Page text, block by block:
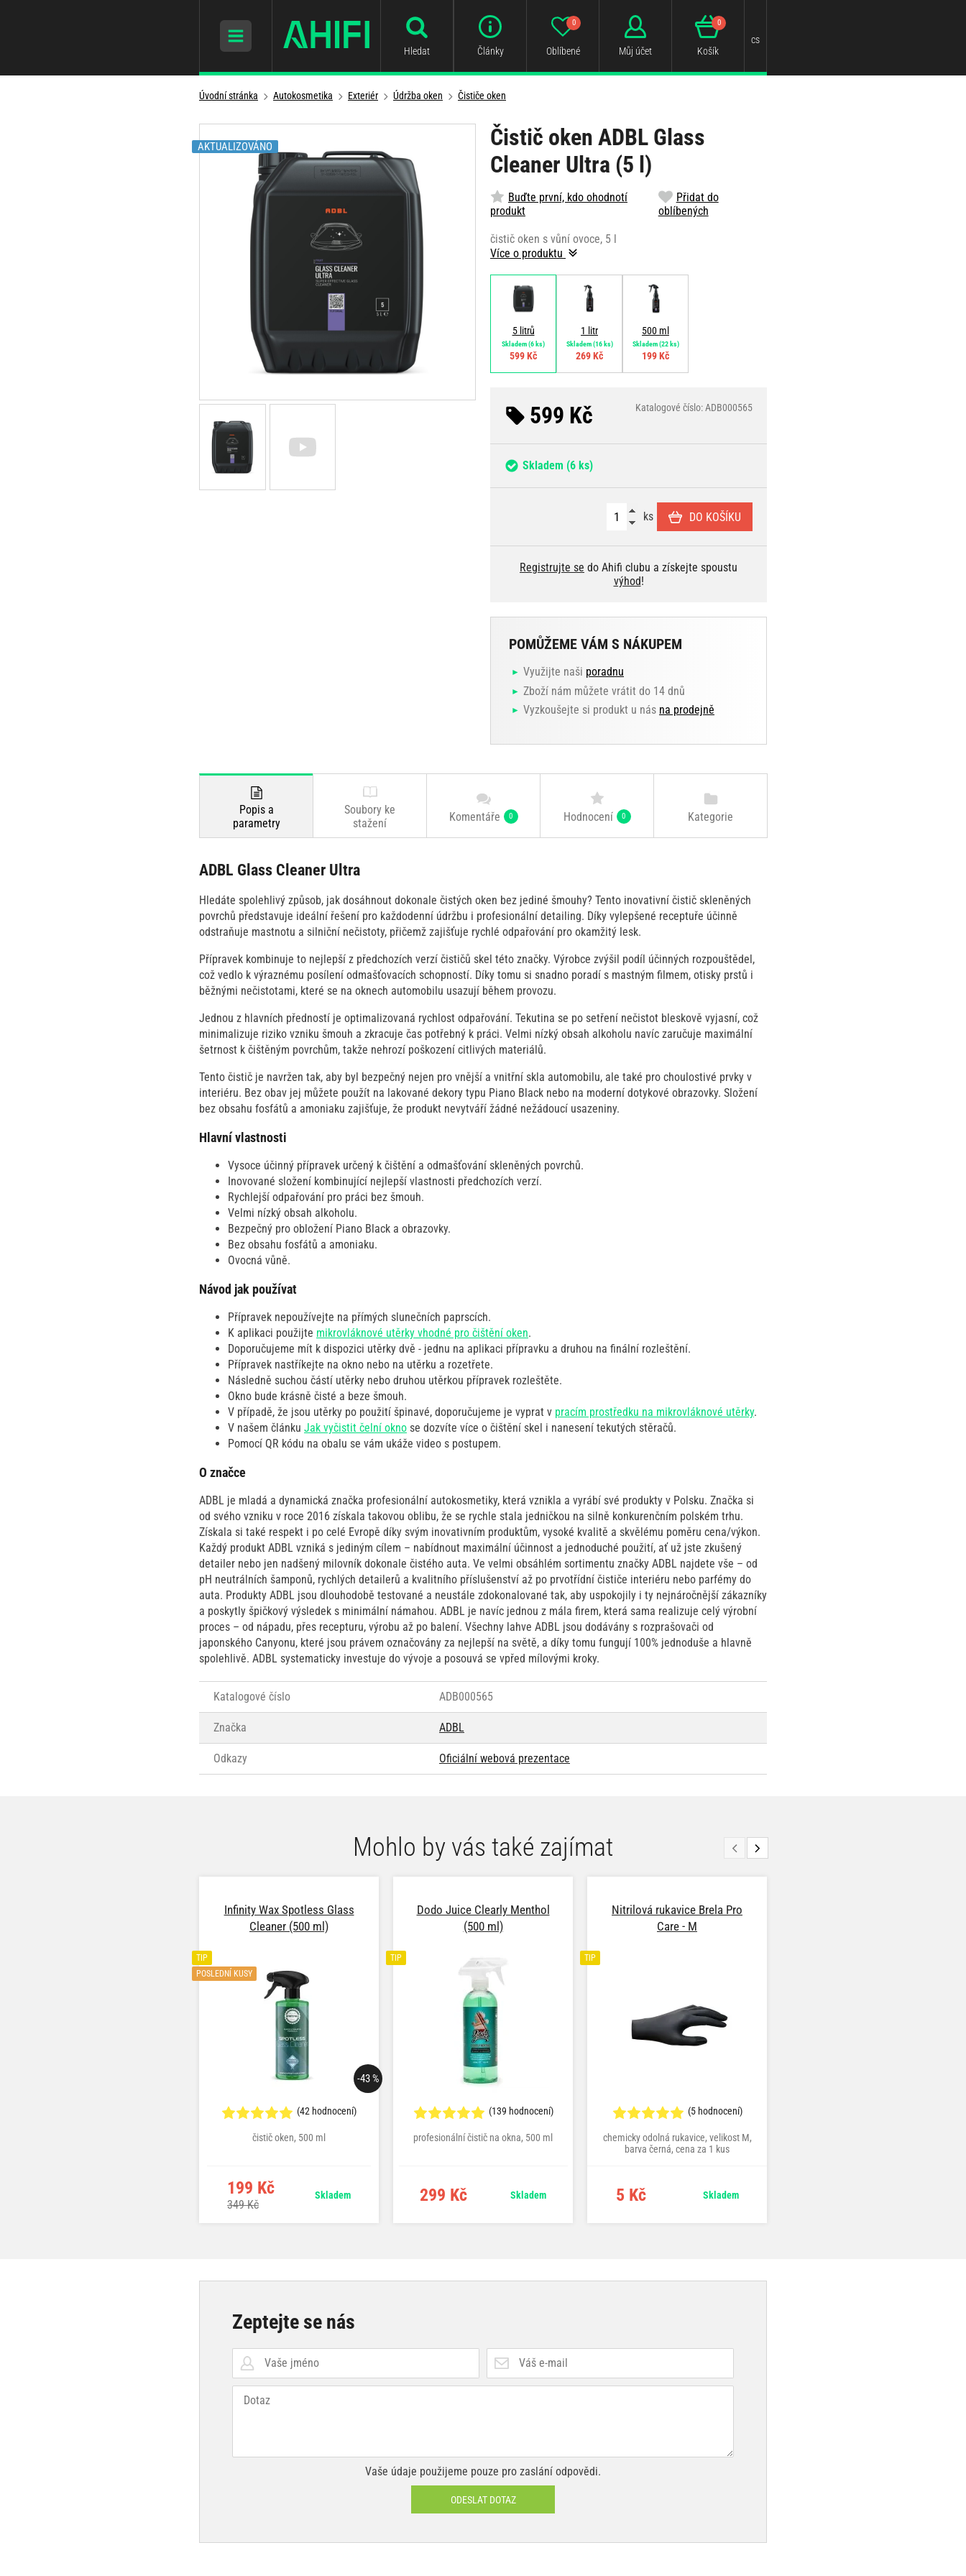
Hledat Články Oblíbené
0
Můj účet Košík
0
cs
Úvodní stránka Autokosmetika Exteriér Údržba oken Čističe oken
Čistič oken ADBL Glass
Cleaner Ultra (5 l)
Buďte první, kdo ohodnotí
produkt
Přidat do
oblíbených
čistič oken s vůní ovoce, 5 l
Více o produktu
5 litrů
Skladem(6 ks)
599 Kč
1 litr
Skladem(16 ks)
269 Kč
500 ml
Skladem(22 ks)
199 Kč
599 Kč Katalogové číslo: ADB000565
Skladem (6 ks)
ks DO KOŠÍKU
Registrujte se do Ahifi clubu a získejte spoustu
výhod!
POMŮŽEME VÁM S NÁKUPEM
Využijte naši poradnu
Zboží nám můžete vrátit do 14 dnů
Vyzkoušejte si produkt u nás na prodejně
AKTUALIZOVÁNO
Popis a
parametry
Soubory ke
stažení
Komentáře 0 Hodnocení 0 Kategorie
ADBL Glass Cleaner Ultra
Hledáte spolehlivý způsob, jak dosáhnout dokonale čistých oken bez jediné šmouhy? Tento inovativní čistič skleněných
povrchů představuje ideální řešení pro každodenní údržbu i profesionální detailing. Díky vylepšené receptuře účinně
odstraňuje mastnotu a silniční nečistoty, přičemž zajišťuje rychlé odpařování pro okamžitý lesk.
Přípravek kombinuje to nejlepší z předchozích verzí čističů skel této značky. Výrobce zvýšil podíl účinných rozpouštědel,
což vedlo k výraznému posílení odmašťovacích schopností. Díky tomu si snadno poradí s mastným filmem, otisky prstů i
běžnými nečistotami, které se na oknech automobilu usazují během provozu.
Jednou z hlavních předností je optimalizovaná rychlost odpařování. Tekutina se po setření nečistot bleskově vyjasní, což
minimalizuje riziko vzniku šmouh a zkracuje čas potřebný k práci. Velmi nízký obsah alkoholu navíc zaručuje maximální
šetrnost k čištěným povrchům, takže nehrozí poškození citlivých materiálů.
Tento čistič je navržen tak, aby byl bezpečný nejen pro vnější a vnitřní skla automobilu, ale také pro choulostivé prvky v
interiéru. Bez obav jej můžete použít na lakované dekory typu Piano Black nebo na moderní dotykové obrazovky. Složení
bez obsahu fosfátů a amoniaku zajišťuje, že produkt nevytváří žádné nežádoucí usazeniny.
Hlavní vlastnosti
Vysoce účinný přípravek určený k čištění a odmašťování skleněných povrchů.
Inovované složení kombinující nejlepší vlastnosti předchozích verzí.
Rychlejší odpařování pro práci bez šmouh.
Velmi nízký obsah alkoholu.
Bezpečný pro obložení Piano Black a obrazovky.
Bez obsahu fosfátů a amoniaku.
Ovocná vůně.
Návod jak používat
Přípravek nepoužívejte na přímých slunečních paprscích.
K aplikaci použijte mikrovláknové utěrky vhodné pro čištění oken.
Doporučujeme mít k dispozici utěrky dvě - jednu na aplikaci přípravku a druhou na finální rozleštění.
Přípravek nastříkejte na okno nebo na utěrku a rozetřete.
Následně suchou částí utěrky nebo druhou utěrkou přípravek rozleštěte.
Okno bude krásně čisté a beze šmouh.
V případě, že jsou utěrky po použití špinavé, doporučujeme je vyprat v pracím prostředku na mikrovláknové utěrky.
V našem článku Jak vyčistit čelní okno se dozvíte více o čištění skel i nanesení tekutých stěračů.
Pomocí QR kódu na obalu se vám ukáže video s postupem.
O značce
ADBL je mladá a dynamická značka profesionální autokosmetiky, která vznikla a vyrábí své produkty v Polsku. Značka si
od svého vzniku v roce 2016 získala takovou oblibu, že se rychle stala jedničkou na silně konkurenčním polském trhu.
Získala si také respekt i po celé Evropě díky svým inovativním produktům, vysoké kvalitě a skvělému poměru cena/výkon.
Každý produkt ADBL vzniká s jediným cílem – nabídnout maximální účinnost a jednoduché použití, ať už jste zkušený
detailer nebo jen nadšený milovník dokonale čistého auta. Ve velmi obsáhlém sortimentu značky ADBL najdete vše – od
pH neutrálních šamponů, rychlých detailerů a kvalitního příslušenství až po prvotřídní čističe interiéru nebo parfémy do
auta. Produkty ADBL jsou dlouhodobě testované a neustále zdokonalované tak, aby uspokojily i ty nejnáročnější zákazníky
a poskytly špičkový výsledek s minimální námahou. ADBL je navíc jednou z mála firem, která sama realizuje celý výrobní
proces – od nápadu, přes recepturu, výrobu až po balení. Všechny lahve ADBL jsou dodávány s rozprašovači od
japonského Canyonu, které jsou právem označovány za nejlepší na světě, a díky tomu fungují 100% jednoduše a hlavně
spolehlivě. ADBL systematicky investuje do vývoje a posouvá se vpřed mílovými kroky.
Katalogové číslo ADB000565
Značka ADBL
Odkazy Oficiální webová prezentace
Mohlo by vás také zajímat
Infinity Wax Spotless Glass
Cleaner (500 ml)
-43 %
TIP
POSLEDNÍ KUSY
(42 hodnocení)
čistič oken, 500 ml
199 Kč
349 Kč
Skladem
Dodo Juice Clearly Menthol
(500 ml)
TIP
(139 hodnocení)
profesionální čistič na okna, 500 ml
299 Kč Skladem
Nitrilová rukavice Brela Pro
Care - M
TIP
(5 hodnocení)
chemicky odolná rukavice, velikost M,
barva černá, cena za 1 kus
5 Kč Skladem
Zeptejte se nás
Vaše údaje použijeme pouze pro zaslání odpovědi.
ODESLAT DOTAZ